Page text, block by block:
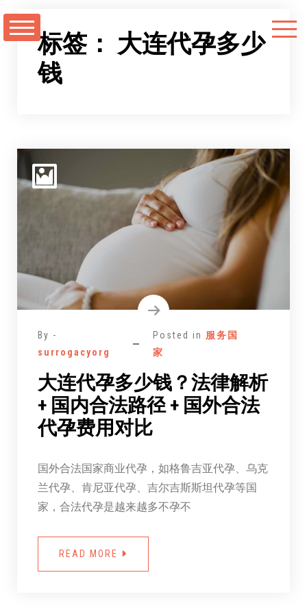
至
标签： 大连代孕多少
钱
By -
surrogacyorg
Posted in 服务国
家
大连代孕多少钱？法律解析
+ 国内合法路径 + 国外合法
代孕费用对比
国外合法国家商业代孕，如格鲁吉亚代孕、乌克
兰代孕、肯尼亚代孕、吉尔吉斯斯坦代孕等国
家，合法代孕是越来越多不孕不
READ MORE